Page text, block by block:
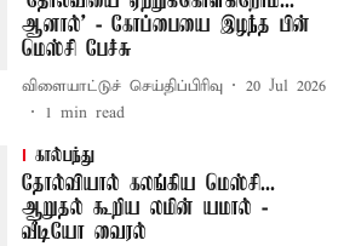
ஆனால்’ - கோப்பையை இழந்த பின்
மெஸ்சி பேச்சு
விளையாட்டுச் செய்திப்பிரிவு
20 Jul 2026
1 min read
கால்பந்து
தோல்வியால் கலங்கிய மெஸ்சி...
ஆறுதல் கூறிய லமின் யமால் -
வீடியோ வைரல்